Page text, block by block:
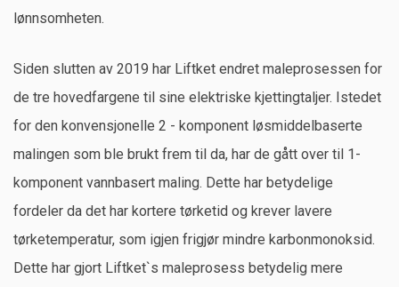
lønnsomheten.
Siden slutten av 2019 har Liftket endret maleprosessen for
de tre hovedfargene til sine elektriske kjettingtaljer. Istedet
for den konvensjonelle 2 - komponent løsmiddelbaserte
malingen som ble brukt frem til da, har de gått over til 1-
komponent vannbasert maling. Dette har betydelige
fordeler da det har kortere tørketid og krever lavere
tørketemperatur, som igjen frigjør mindre karbonmonoksid.
Dette har gjort Liftket`s maleprosess betydelig mere